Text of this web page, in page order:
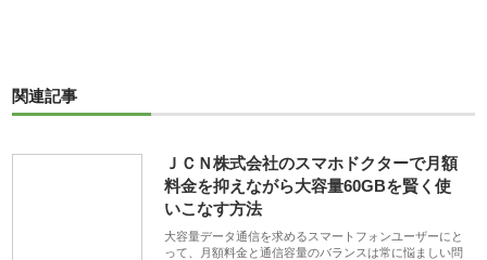
関連記事
ＪＣＮ株式会社のスマホドクターで月額
料金を抑えながら大容量60GBを賢く使
いこなす方法
大容量データ通信を求めるスマートフォンユーザーにと
って、月額料金と通信容量のバランスは常に悩ましい問